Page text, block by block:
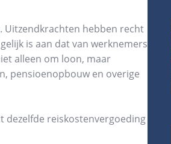
Uitzendkrachten hebben recht
is aan dat van werknemers
alleen om loon, maar
pensioenopbouw en overige
dezelfde reiskostenvergoeding